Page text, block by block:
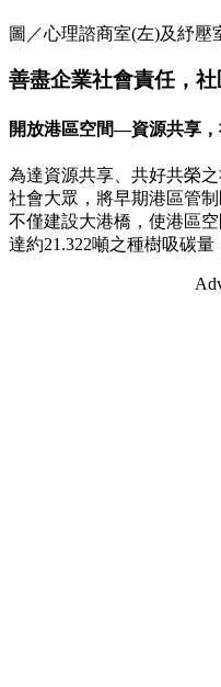
圖／心理諮商室(左)及紓壓
善盡企業社會責任，
開放港區空間—資源共享
為達資源共享、共好共榮
社會大眾，將早期港區管
不僅建設大港橋，使港區
達約21.322噸之種樹吸碳